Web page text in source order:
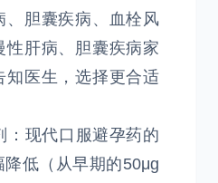
、胆囊疾病、血栓风
性肝病、胆囊疾病家
知医生，选择更合适
：现代口服避孕药的
低（从早期的50μg